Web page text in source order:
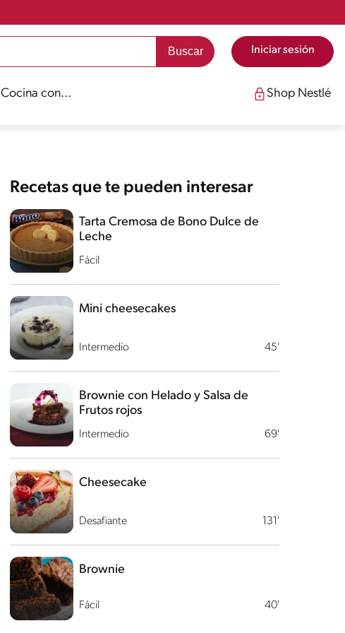
Iniciar sesión
Cocina con... Shop Nestlé
Recetas que te pueden interesar
Fácil
Tarta Cremosa de Bono Dulce de
Leche
Intermedio 45'
Mini cheesecakes
Intermedio 69'
Brownie con Helado y Salsa de
Frutos rojos
Desafiante 131'
Cheesecake
Fácil 40'
Brownie